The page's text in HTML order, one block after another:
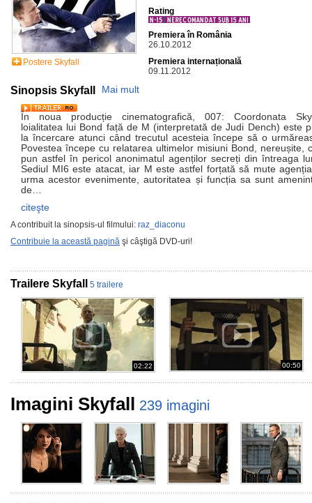
Postere Skyfall
Rating
Premiera în România
26.10.2012
Premiera internațională
09.11.2012
Sinopsis Skyfall Mai mult
În noua producție cinematografică, 007: Coordonata
loialitatea lui Bond față de M (interpretată de Judi Dench) este
la încercare atunci când trecutul acesteia începe să o
Povestea începe cu relatarea ultimelor misiuni Bond, nereușite,
pun astfel în pericol anonimatul agenților secreți din întreaga
Sediul MI6 este atacat, iar M este astfel forțată să mute
urma acestor evenimente, autoritatea și funcția sa sunt
de…
citeşte
A contribuit la sinopsis-ul filmului: raz_diaconu
Contribuie la această pagină şi câştigă DVD-uri!
Trailere Skyfall 5 trailere
02:22 00:50
Imagini Skyfall 239 imagini